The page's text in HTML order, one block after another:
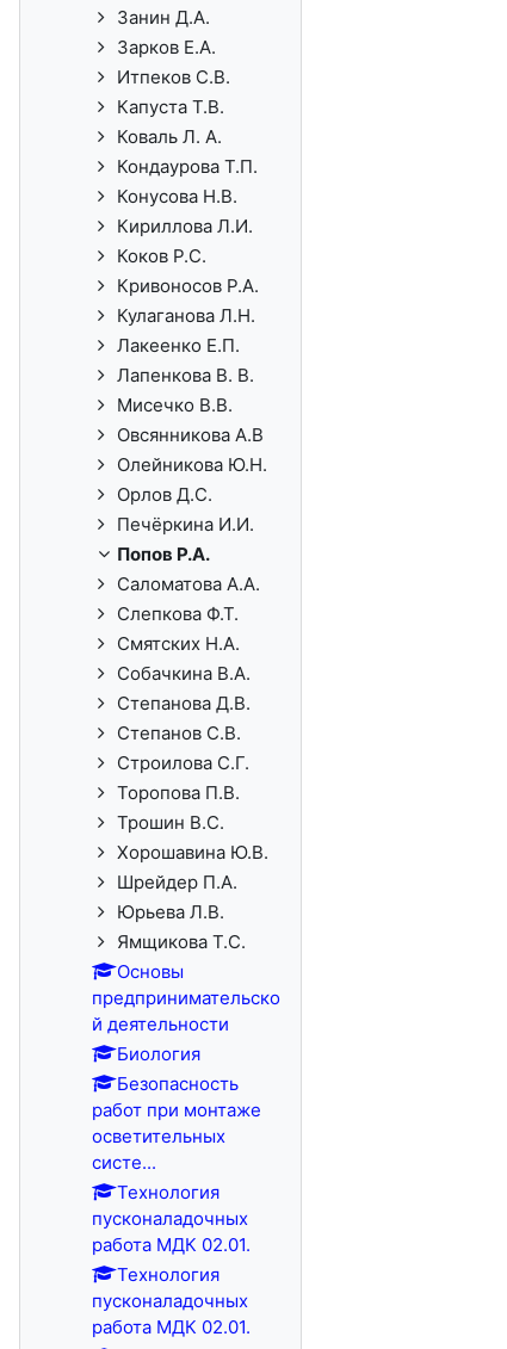
Занин Д.А.
Зарков Е.А.
Итпеков С.В.
Капуста Т.В.
Коваль Л. А.
Кондаурова Т.П.
Конусова Н.В.
Кириллова Л.И.
Коков Р.С.
Кривоносов Р.А.
Кулаганова Л.Н.
Лакеенко Е.П.
Лапенкова В. В.
Мисечко В.В.
Овсянникова А.В
Олейникова Ю.Н.
Орлов Д.С.
Печёркина И.И.
Попов Р.А.
Саломатова А.А.
Слепкова Ф.Т.
Смятских Н.А.
Собачкина В.А.
Степанова Д.В.
Степанов С.В.
Строилова С.Г.
Торопова П.В.
Трошин В.С.
Хорошавина Ю.В.
Шрейдер П.А.
Юрьева Л.В.
Ямщикова Т.С.
Основы
предпринимательско
й деятельности
Биология
Безопасность
работ при монтаже
осветительных
систе...
Технология
пусконаладочных
работа МДК 02.01.
Технология
пусконаладочных
работа МДК 02.01.